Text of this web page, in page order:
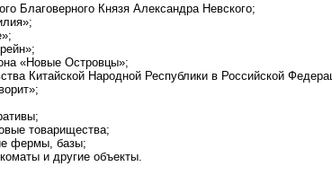
Благоверного Князя Александра Невского;
«Новые Островцы»;
Китайской Народной Республики в Российской
товарищества;
фермы, базы;
и другие объекты.